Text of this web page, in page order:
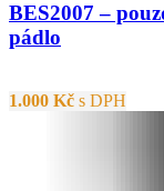
BES2007 –
pádlo
1.000 Kč s DPH